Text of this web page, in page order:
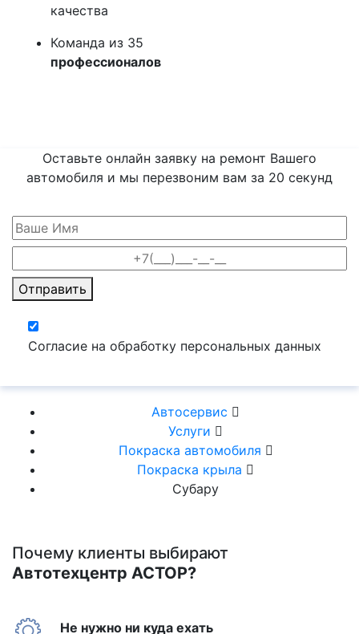
качества
Команда из 35
профессионалов
Оставьте онлайн заявку на ремонт Вашего
автомобиля и мы перезвоним вам за 20 секунд
Отправить
Согласие на обработку персональных данных
Автосервис
Услуги
Покраска автомобиля
Покраска крыла
Субару
Почему клиенты выбирают
Автотехцентр АСТОР?
Не нужно ни куда ехать